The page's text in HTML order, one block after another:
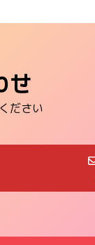
せ
ださい